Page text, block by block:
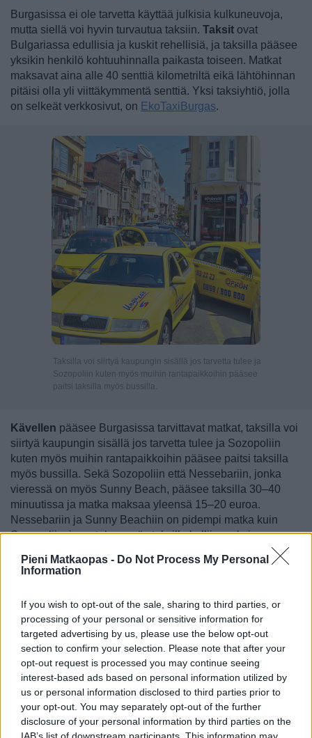
Pieni Matkaopas - Do Not Process My Personal
Information
If you wish to opt-out of the sale, sharing to third parties, or
processing of your personal or sensitive information for
targeted advertising by us, please use the below opt-out
section to confirm your selection. Please note that after your
opt-out request is processed you may continue seeing
interest-based ads based on personal information utilized by
us or personal information disclosed to third parties prior to
your opt-out. You may separately opt-out of the further
disclosure of your personal information by third parties on the
IAB’s list of downstream participants. This information may
Burgasissa ei ole tarvetta käyttää julkisia kulkuneuvoja,
mutta siellä voi hyvin turvautua taksiin. Taksit ovat
Bulgariassa edullisia ja kuskit rehellisiä, ja taksilla pääsee
yksikin henkilö kohtuuhinnalla paikasta toiseen. Matkat
maksavat aina alle 40 senttiä kilometriltä eikä lähtöhinnan
pitäisi olla yli viittäkymmentä senttiä. Yksi taksiyhtiö, jolla
on selkeät verkkosivut, on EkoTaxiBurgas.
Taksilla voi siirtyä kaupungin sisällä jos tarvetta tulee ja
Sozopoliin kuten myös muihin rantapaikkoihin pääsee
paitsi taksilla myös bussilla.
Kävellen pääsee Burgasissa tarvittavat matkat, taksilla voi
siirtyä kaupungin sisällä jos tarvetta tulee ja Sozopoliin
kuten myös muihin rantapaikkoihin pääsee paitsi taksilla
myös bussilla. Sekä Sozopoliin että Nessebariin, jonka
vieressä on myös Sunny Beach, pääsee taksilla 30–40
minuutissa ja matka maksaa yleensä 15–20 euroa.
Nessebariin ja Sunny Beachiin on pidempi matka kuin
Sozopoliin, ja se tulee myös taksilla kalliimmaksi.
Bussitkulkevat Burgasinlinja-autoasemalta
kartalla] kohti Sozopolia melko tiiviiseen tahtiin
välein, matka maksaa alle 2,50 euroa ja kestää noin 45
minuuttia.Nessebariin, Sunny Beachiin ja niiden välillä
oleviin paikkoihin pääsee laiturista 3, myös hyvin tiiviiseen
tahtiin, alle tunnissa ja noin kolmella eurolla suuntaansa.
Liput ostetaan aina bussista, rahastajalta, joka tulee
matkustajan luo.
Jos mielii Varnaan tai muualle vähän pidemmälle, lähtee
busseja harvemmin. Eniten busseja lähtee Varnan lisäksi